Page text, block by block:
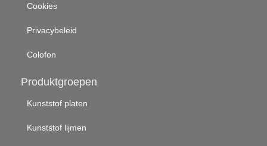
Cookies
Privacybeleid
Colofon
Produktgroepen
Kunststof platen
Kunststof lijmen